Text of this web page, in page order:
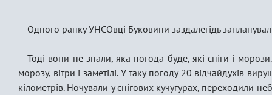
Одного ранку УНСОвці Буковини заздалегідь
Тоді вони не знали, яка погода буде, які сніги і
морозу, вітри і заметілі. У таку погоду 20 відчайдухів
кілометрів. Ночували у снігових кучугурах, переходили